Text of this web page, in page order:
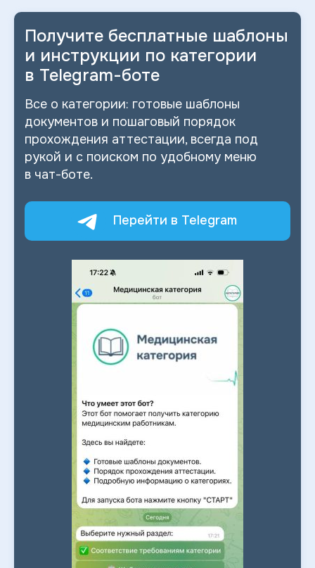
Получите бесплатные шаблоны
и инструкции по категории
в Telegram-боте
Все о категории: готовые шаблоны
документов и пошаговый порядок
прохождения аттестации, всегда под
рукой и с поиском по удобному меню
в чат-боте.
Перейти в Telegram